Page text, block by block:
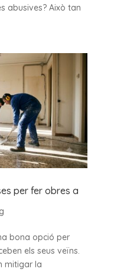
abusives? Això tan
per fer obres a
bona opció per
els seus veïns.
mitigar la